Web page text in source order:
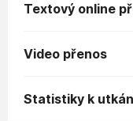
Textový online
Video přenos
Statistiky k